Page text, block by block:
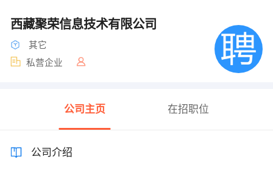
西藏聚荣信息技术有限公司
其它
私营企业
公司主页 在招职位
公司介绍